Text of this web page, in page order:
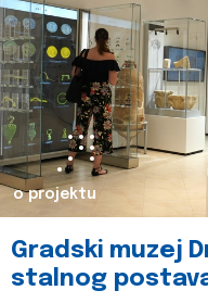
o projektu
Gradski muzej
stalnog